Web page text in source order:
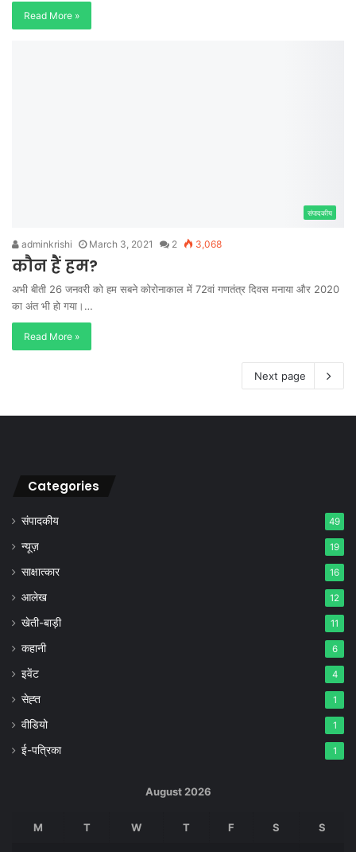
Read More »
संपादकीय
adminkrishi March 3, 2021 2 3,068
कौन हैं हम?
अभी बीती 26 जनवरी को हम सबने कोरोनाकाल में 72वां गणतंत्र दिवस मनाया और 2020
का अंत भी हो गया।…
Read More »
Next page
Categories
संपादकीय 49
न्यूज़ 19
साक्षात्कार 16
आलेख 12
खेती-बाड़ी 11
कहानी 6
इवेंट 4
सेह्त 1
वीडियो 1
ई-पत्रिका 1
August 2026
M T W T F S S